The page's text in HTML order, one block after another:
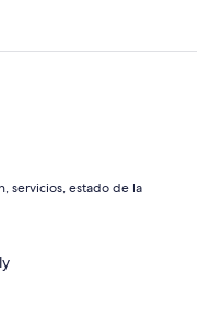
servicios, estado de la